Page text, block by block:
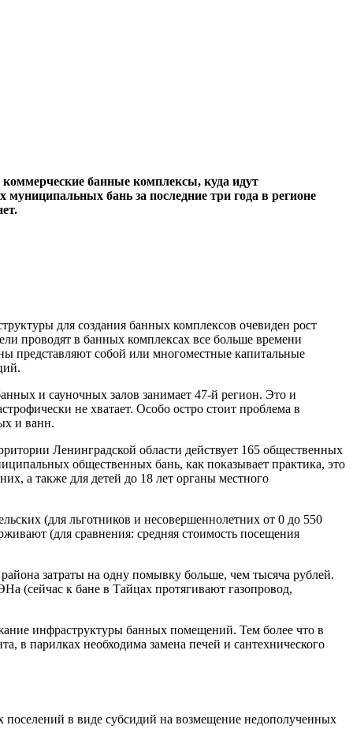
банные комплексы, куда идут
бань за последние три года в регионе
для создания банных комплексов очевиден рост
проводят в банных комплексах все больше времени
представляют собой или многоместные капитальные
и сауночных залов занимает 47-й регион. Это и
не хватает. Особо остро стоит проблема в
и ванн.
Ленинградской области действует 165 общественных
общественных бань, как показывает практика, это
а также для детей до 18 лет органы местного
(для льготников и несовершеннолетних от 0 до 550
(для сравнения: средняя стоимость посещения
затраты на одну помывку больше, чем тысяча рублей.
(сейчас к бане в Тайцах протягивают газопровод,
инфраструктуры банных помещений. Тем более что в
в парилках необходима замена печей и сантехнического
в виде субсидий на возмещение недополученных